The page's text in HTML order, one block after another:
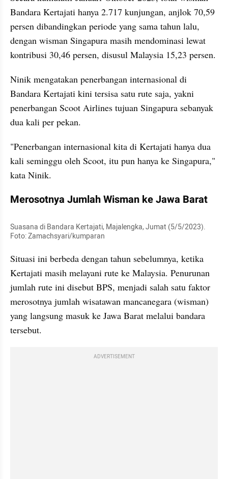
Bandara Kertajati hanya 2.717 kunjungan, anjlok 70,59
persen dibandingkan periode yang sama tahun lalu,
dengan wisman Singapura masih mendominasi lewat
kontribusi 30,46 persen, disusul Malaysia 15,23 persen.
Ninik mengatakan penerbangan internasional di
Bandara Kertajati kini tersisa satu rute saja, yakni
penerbangan Scoot Airlines tujuan Singapura sebanyak
dua kali per pekan.
"Penerbangan internasional kita di Kertajati hanya dua
kali seminggu oleh Scoot, itu pun hanya ke Singapura,"
kata Ninik.
Merosotnya Jumlah Wisman ke Jawa Barat
Suasana di Bandara Kertajati, Majalengka, Jumat (5/5/2023).
Foto: Zamachsyari/kumparan
Situasi ini berbeda dengan tahun sebelumnya, ketika
Kertajati masih melayani rute ke Malaysia. Penurunan
jumlah rute ini disebut BPS, menjadi salah satu faktor
merosotnya jumlah wisatawan mancanegara (wisman)
yang langsung masuk ke Jawa Barat melalui bandara
tersebut.
ADVERTISEMENT